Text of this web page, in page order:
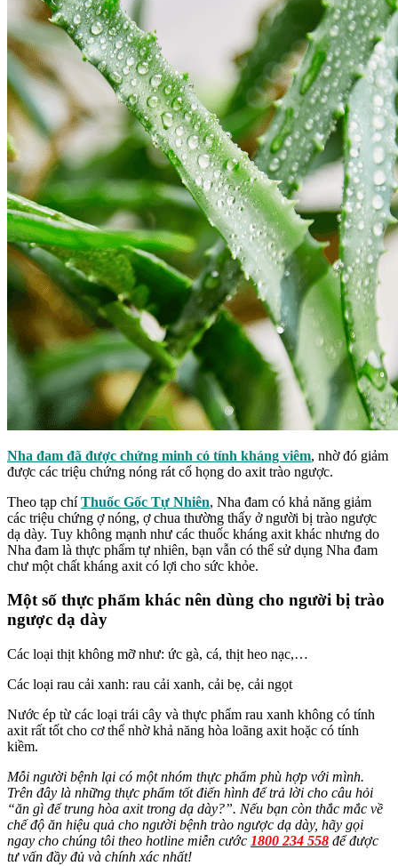
Nha đam đã được chứng minh có tính kháng viêm, nhờ đó giảm
được các triệu chứng nóng rát cổ họng do axit trào ngược.
Theo tạp chíThuốc Gốc Tự Nhiên, Nha đam có khả năng giảm
các triệu chứng ợ nóng, ợ chua thường thấy ở người bị trào ngược
dạ dày. Tuy không mạnh như các thuốc kháng axit khác nhưng do
Nha đam là thực phẩm tự nhiên, bạn vẫn có thể sử dụng Nha đam
chư một chất kháng axit có lợi cho sức khỏe.
Một số thực phẩm khác nên dùng cho người bị trào
ngược dạ dày
Các loại thịt không mỡ như: ức gà, cá, thịt heo nạc,…
Các loại rau cải xanh: rau cải xanh, cải bẹ, cải ngọt
Nước ép từ các loại trái cây và thực phẩm rau xanh không có tính
axit rất tốt cho cơ thể nhờ khả năng hòa loãng axit hoặc có tính
kiềm.
Mỗi người bệnh lại có một nhóm thực phẩm phù hợp với mình.
Trên đây là những thực phẩm tốt điển hình để trả lời cho câu hỏi
“ăn gì để trung hòa axit trong dạ dày?”. Nếu bạn còn thắc mắc về
chế độ ăn hiệu quả cho người bệnh trào ngược dạ dày, hãy gọi
ngay cho chúng tôi theo hotline miễn cước 1800 234 558 để được
tư vấn đầy đủ và chính xác nhất!